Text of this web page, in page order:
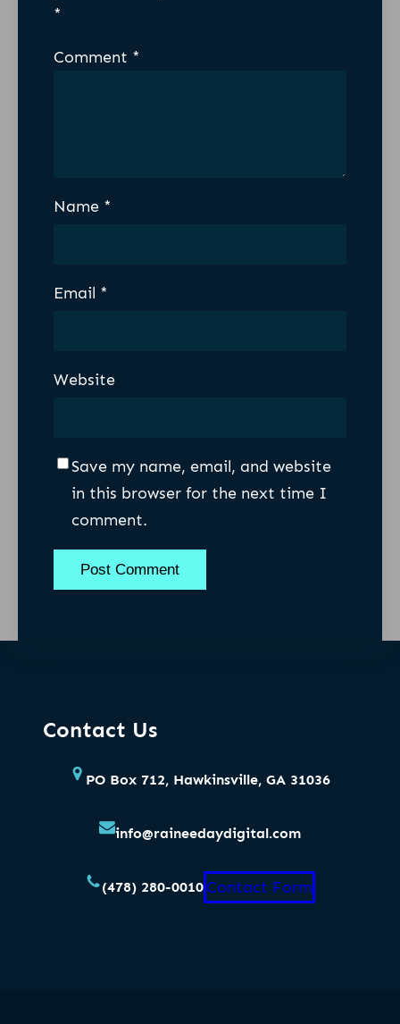
*
Comment *
Name *
Email *
Website
Save my name, email, and website
in this browser for the next time I
comment.
Contact Us
PO Box 712, Hawkinsville, GA 31036
info@raineedaydigital.com
(478) 280-0010 Contact Form